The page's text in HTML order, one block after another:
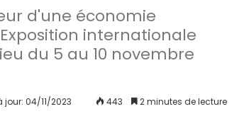
d'une économie
internationale
du 5 au 10 novembre
jour: 04/11/2023 443 2 minutes de lecture